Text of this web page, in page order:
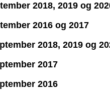
2018, 2019 og
2016 og 2017
2018, 2019 og
2017
2016